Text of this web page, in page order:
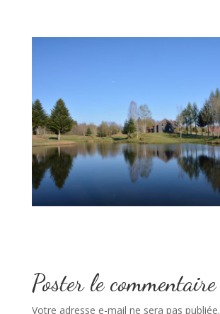
Poster le commentaire
Votre adresse e-mail ne sera pas publiée.